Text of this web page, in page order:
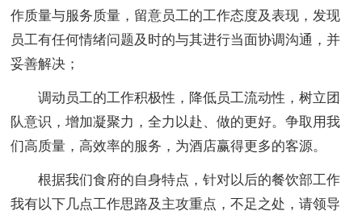
作质量与服务质量，留意员工的工作态度及表现，发现
员工有任何情绪问题及时的与其进行当面协调沟通，并
妥善解决；
调动员工的工作积极性，降低员工流动性，树立团
队意识，增加凝聚力，全力以赴、做的更好。争取用我
们高质量，高效率的服务，为酒店赢得更多的客源。
根据我们食府的自身特点，针对以后的餐饮部工作
我有以下几点工作思路及主攻重点，不足之处，请领导